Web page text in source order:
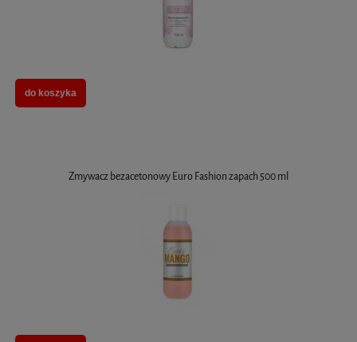
do koszyka
Zmywacz bezacetonowy Euro Fashion zapach 500 ml